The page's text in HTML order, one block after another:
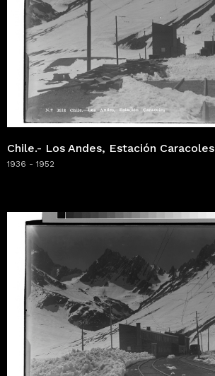
Chile.- Los Andes, Estación Caracoles
1936 - 1952